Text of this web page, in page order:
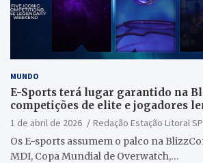
MUNDO
E-Sports terá lugar garantido na
competições de elite e jogadores
1 de abril de 2026
Redação Estação Litoral SP
Os E-sports assumem o palco na
MDI, Copa Mundial de Overwatch,…